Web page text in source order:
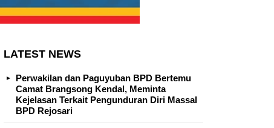
LATEST NEWS
Perwakilan dan Paguyuban BPD Bertemu
Camat Brangsong Kendal, Meminta
Kejelasan Terkait Pengunduran Diri Massal
BPD Rejosari